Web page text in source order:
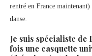
rentré en France
danse.
Je suis spécialiste
fois une casquette